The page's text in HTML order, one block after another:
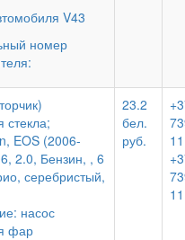
V43
номер
стекла;
EOS (2006-
2.0, Бензин, , 6
серебристый,
насос
фар
23.2
бел.
руб.
11
11